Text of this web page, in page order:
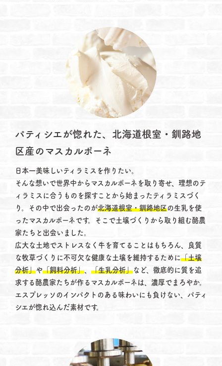
パティシエが惚れた、 北海道根室・釧路地
区産のマスカルポーネ
日本一美味しいティラミスを作りたい。
そんな想いで世界中からマスカルポーネを取り寄せ、理想のテ
ィラミスに合うものを探すことから始まったティラミスづく
り。その中で出会ったのが北海道根室・釧路地区の生乳を使
ったマスカルポーネです。そこで土壌づくりから取り組む酪農
家たちと出会いました。
広大な土地でストレスなく牛を育てることはもちろん、良質
な牧草づくりに不可欠な健康な土壌を維持するために「土壌
分析」や「飼料分析」 「生乳分析」など、徹底的に質を追
求する酪農家たちが作るマスカルポーネは、濃厚でまろやか。
エスプレッソのインパクトのある味わいにも負けない、パティ
シエが惚れ込んだ素材です。